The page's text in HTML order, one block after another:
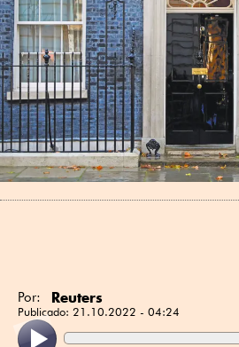
Por: Reuters
Publicado: 21.10.2022 - 04:24